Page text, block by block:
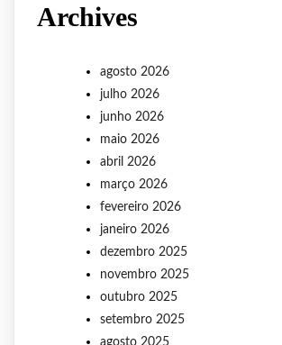
Archives
agosto 2026
julho 2026
junho 2026
maio 2026
abril 2026
março 2026
fevereiro 2026
janeiro 2026
dezembro 2025
novembro 2025
outubro 2025
setembro 2025
agosto 2025